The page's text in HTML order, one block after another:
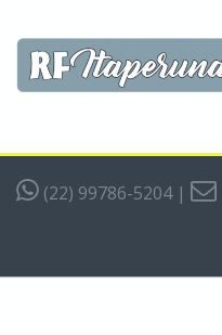
(22) 99786-5204|